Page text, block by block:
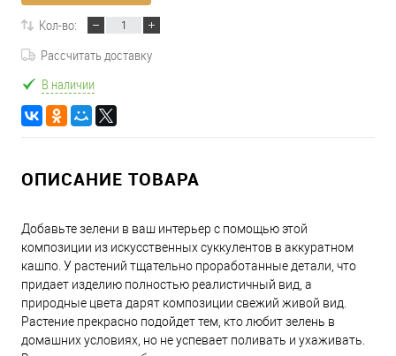
Кол-во:
Рассчитать доставку
В наличии
ОПИСАНИЕ ТОВАРА
Добавьте зелени в ваш интерьер с помощью этой
композиции из искусственных суккулентов в аккуратном
кашпо. У растений тщательно проработанные детали, что
придает изделию полностью реалистичный вид, а
природные цвета дарят композиции свежий живой вид.
Растение прекрасно подойдет тем, кто любит зелень в
домашних условиях, но не успевает поливать и ухаживать.